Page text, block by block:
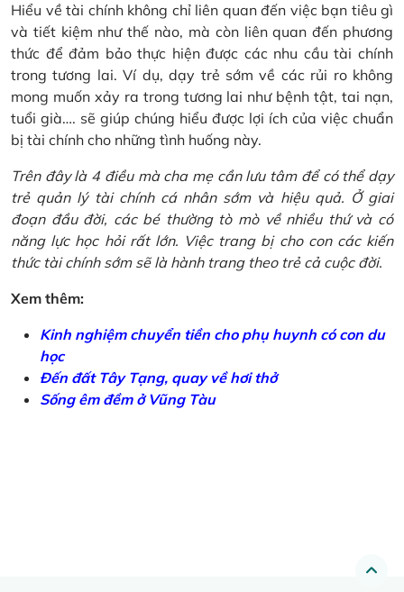
Hiểu về tài chính không chỉ liên quan đến việc bạn tiêu gì
và tiết kiệm như thế nào, mà còn liên quan đến phương
thức để đảm bảo thực hiện được các nhu cầu tài chính
trong tương lai. Ví dụ, dạy trẻ sớm về các rủi ro không
mong muốn xảy ra trong tương lai như bệnh tật, tai nạn,
tuổi già…. sẽ giúp chúng hiểu được lợi ích của việc chuẩn
bị tài chính cho những tình huống này.
Trên đây là 4 điều mà cha mẹ cần lưu tâm để có thể dạy
trẻ quản lý tài chính cá nhân sớm và hiệu quả. Ở giai
đoạn đầu đời, các bé thường tò mò về nhiều thứ và có
năng lực học hỏi rất lớn. Việc trang bị cho con các kiến
thức tài chính sớm sẽ là hành trang theo trẻ cả cuộc đời.
Xem thêm:
Kinh nghiệm chuyển tiền cho phụ huynh có con du
học
Đến đất Tây Tạng, quay về hơi thở
Sống êm đềm ở Vũng Tàu